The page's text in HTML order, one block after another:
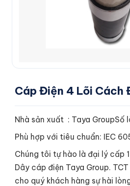
Cáp Điện 4 Lõi Cách
Nhà sản xuất : Taya GroupSố
Phù hợp với tiêu chuẩn: IEC
Chúng tôi tự hào là đại lý cấp 1
Dây cáp điện Taya Group.
cho quý khách hàng sự hài